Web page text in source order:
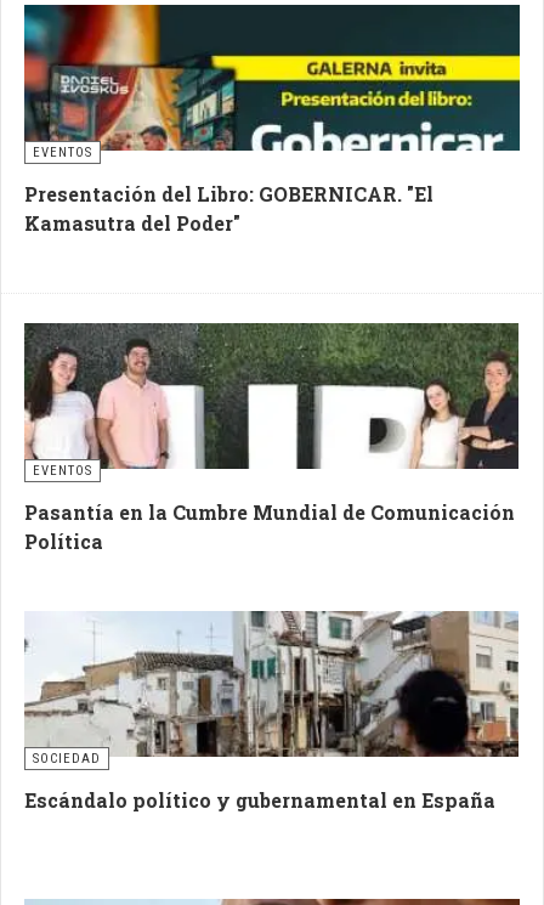
EVENTOS
Presentación del Libro: GOBERNICAR. "El
Kamasutra del Poder"
EVENTOS
Pasantía en la Cumbre Mundial de Comunicación
Política
SOCIEDAD
Escándalo político y gubernamental en España